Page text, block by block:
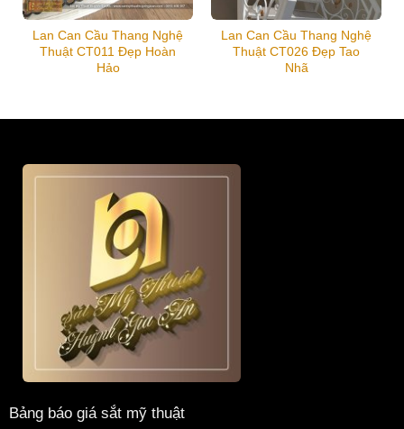
Lan Can Cầu Thang Nghệ
Thuật CT011 Đẹp Hoàn
Hảo
Lan Can Cầu Thang Nghệ
Thuật CT026 Đẹp Tao
Nhã
Bảng báo giá sắt mỹ thuật